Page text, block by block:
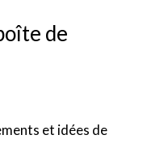
de
et idées de